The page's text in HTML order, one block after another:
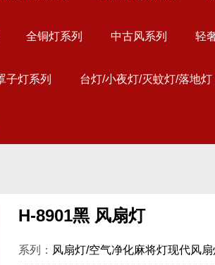
全铜灯系列 中古风系列 轻
子灯系列 台灯/小夜灯/灭蚊灯/落地灯
H-8901黑 风扇灯
系列： 风扇灯/空气净化麻将灯现代风扇